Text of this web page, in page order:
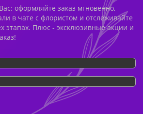
оформляйте заказ мгновенно,
в чате с флористом и отслеживайте
этапах. Плюс - эксклюзивные акции и